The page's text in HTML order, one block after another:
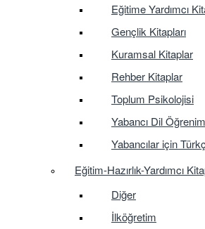
Eğitime Yardımcı
Gençlik Kitapları
Kuramsal Kitaplar
Rehber Kitaplar
Toplum Psikolojisi
Yabancı Dil
Yabancılar için
Eğitim-Hazırlık-Yardımcı
Diğer
İlköğretim